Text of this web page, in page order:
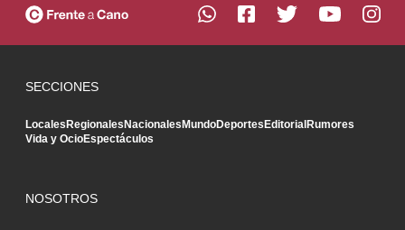
SECCIONES
LocalesRegionalesNacionalesMundoDeportesEditorialRumores
Vida y OcioEspectáculos
NOSOTROS